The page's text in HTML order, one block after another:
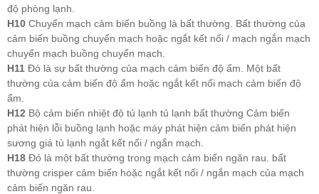
độ phòng lạnh.
H10 Chuyển mạch cảm biến buồng là bất thường. Bất thường của
cảm biến buồng chuyển mạch hoặc ngắt kết nối / mạch ngắn mạch
chuyển mạch buồng chuyển mạch.
H11 Đó là sự bất thường của mạch cảm biến độ ẩm. Một bất
thường của cảm biến độ ẩm hoặc ngắt kết nối mạch cảm biến độ
ẩm.
H12 Bộ cảm biến nhiệt độ tủ lạnh tủ lạnh bất thường Cảm biến
phát hiện lỗi buồng lạnh hoặc máy phát hiện cảm biến phát hiện
sương giá tủ lạnh ngắt kết nối / ngắn mạch.
H18 Đó là một bất thường trong mạch cảm biến ngăn rau. bất
thường crisper cảm biến hoặc ngắt kết nối / ngắn mạch của mạch
cảm biến ngăn rau.